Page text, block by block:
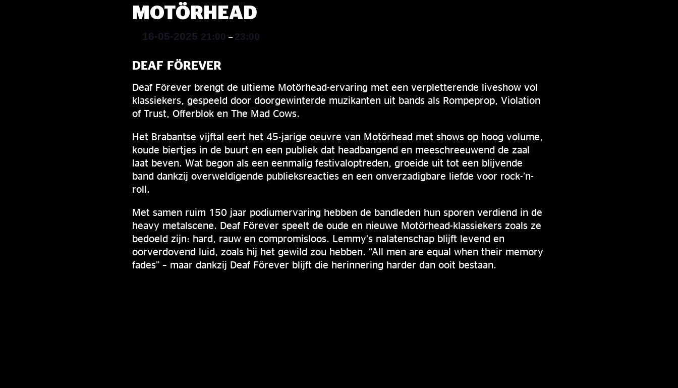
MOTÖRHEAD
16-05-2025 21:00 – 23:00
DEAF FÖREVER
Deaf Förever brengt de ultieme Motörhead-ervaring met een verpletterende liveshow vol
klassiekers, gespeeld door doorgewinterde muzikanten uit bands als Rompeprop, Violation
of Trust, Offerblok en The Mad Cows.
Het Brabantse vijftal eert het 45-jarige oeuvre van Motörhead met shows op hoog volume,
koude biertjes in de buurt en een publiek dat headbangend en meeschreeuwend de zaal
laat beven. Wat begon als een eenmalig festivaloptreden, groeide uit tot een blijvende
band dankzij overweldigende publieksreacties en een onverzadigbare liefde voor rock-’n-
roll.
Met samen ruim 150 jaar podiumervaring hebben de bandleden hun sporen verdiend in de
heavy metalscene. Deaf Förever speelt de oude en nieuwe Motörhead-klassiekers zoals ze
bedoeld zijn: hard, rauw en compromisloos. Lemmy’s nalatenschap blijft levend en
oorverdovend luid, zoals hij het gewild zou hebben. “All men are equal when their memory
fades” – maar dankzij Deaf Förever blijft die herinnering harder dan ooit bestaan.